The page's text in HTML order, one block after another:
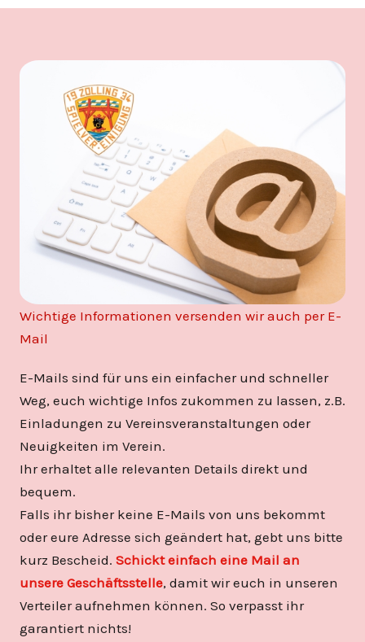
Wichtige Informationen versenden wir auch per E-
Mail
E-Mails sind für uns ein einfacher und schneller
Weg, euch wichtige Infos zukommen zu lassen, z.B.
Einladungen zu Vereinsveranstaltungen oder
Neuigkeiten im Verein.
Ihr erhaltet alle relevanten Details direkt und
bequem.
Falls ihr bisher keine E-Mails von uns bekommt
oder eure Adresse sich geändert hat, gebt uns bitte
kurz Bescheid. Schickt einfach eine Mail an
unsere Geschäftsstelle, damit wir euch in unseren
Verteiler aufnehmen können. So verpasst ihr
garantiert nichts!